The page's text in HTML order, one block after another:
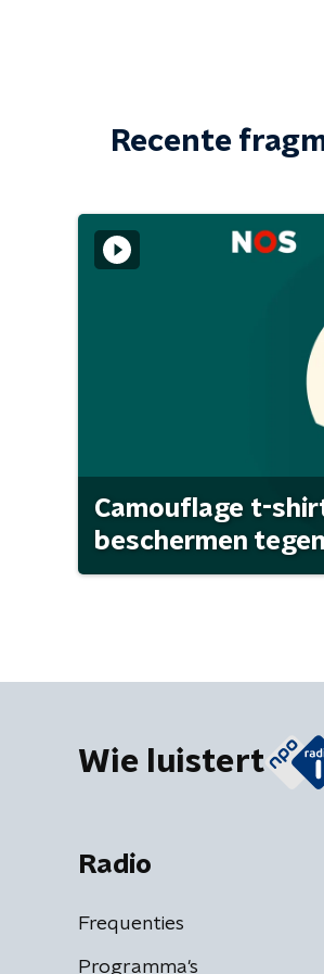
Recente
Camouflage t-
beschermen
Wie luistert
Radio
Frequenties
Programma's